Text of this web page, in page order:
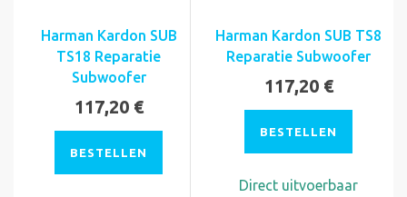
Harman Kardon SUB
TS18 Reparatie
Subwoofer
117,20 €
BESTELLEN
Harman Kardon SUB TS8
Reparatie Subwoofer
117,20 €
BESTELLEN
Direct uitvoerbaar